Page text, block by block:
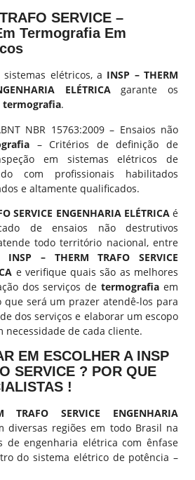
SERVICE –
Termografia Em
elétricos, a INSP – THERM
ELÉTRICAgarante os
termografia.
NBR 15763:2009 – Ensaios não
– Critérios de definição de
em sistemas elétricos de
com profissionais habilitados
e altamente qualificados.
SERVICE ENGENHARIA ELÉTRICAé
de ensaios não destrutivos
todo território nacional, entre
INSP – THERM TRAFO SERVICE
e verifique quais são as melhores
dos serviços determografia em
que será um prazer atendê-los para
dos serviços e elaborar um escopo
necessidade de cada cliente.
EM ESCOLHER A INSP
SERVICE ? POR QUE
!
SERVICE ENGENHARIA
diversas regiões em todo Brasil na
de engenharia elétrica com ênfase
do sistema elétrico de potência –